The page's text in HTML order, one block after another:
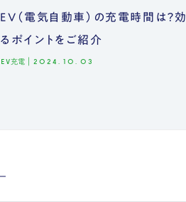
EV（電気自動車）の充電時間は？
るポイントをご紹介
EV充電 2024.10.03